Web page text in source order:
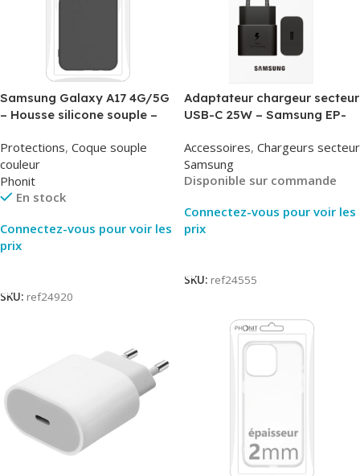
Samsung Galaxy A17 4G/5G
– Housse silicone souple –
Protections, Coque souple
couleur
Phonit
En stock
Connectez-vous pour voir les
prix
SKU: ref24920
Adaptateur chargeur secteur
USB-C 25W – Samsung EP-
Packaging Original
Accessoires, Chargeurs secteur
Samsung
Disponible sur commande
Connectez-vous pour voir les
prix
SKU: ref24555